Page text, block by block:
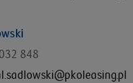
848